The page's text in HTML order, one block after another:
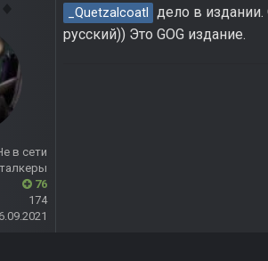
в сети
76
174
_Quetzalcoatl
дело в
русский)) Это GOG издание.